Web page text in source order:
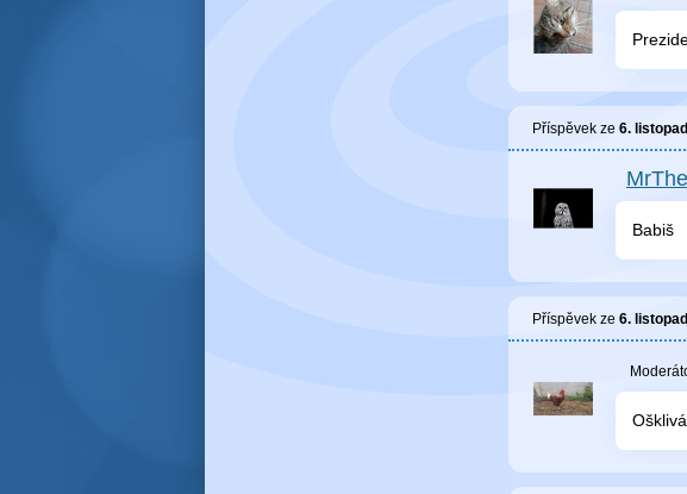
Příspěvek ze 6.
Babiš
Příspěvek ze 6.